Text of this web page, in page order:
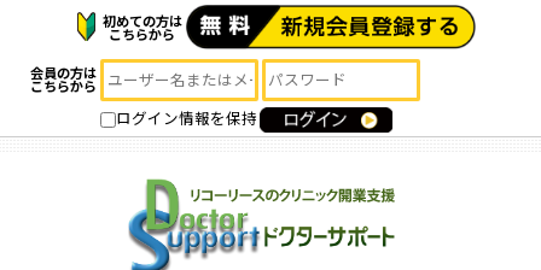
初めての方は
こちらから
会員の方は
こちらから
ログイン情報を保持